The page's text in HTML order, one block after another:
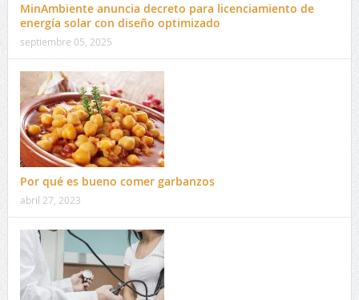
MinAmbiente anuncia decreto para licenciamiento de
energía solar con diseño optimizado
septiembre 05, 2025
Por qué es bueno comer garbanzos
abril 27, 2023